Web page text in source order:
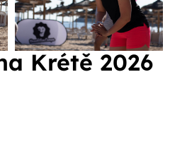
Krétě 2026